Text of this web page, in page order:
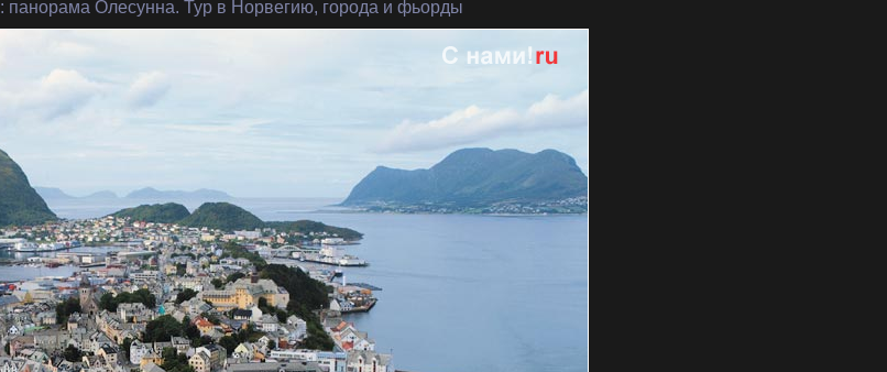
: панорама Олесунна. Тур в Норвегию, города и фьорды